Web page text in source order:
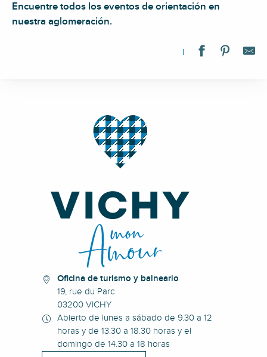
Encuentre todos los eventos de orientación en
nuestra aglomeración.
Parcours permanent d'orientation rouge : La Loge des Gardes
Parcours permanent d'orientation vert : Parc omnisports
Parcours permanent d'orientation vert : La Loge des Gardes -
Parcours permanent de trail en orientation rouge : La Verrerie
Course d'Orientation au Foyer du Montoncel
Parcours permanent d'orientation : Parcours rand'orientation :
Parcours permanent d'orientation bleu : Parc omnisports
Parcours permanent d'orientation bleu : La Loge des Gardes -
Parcours permanent de trail en orientation vert : La Verrerie -
Oficina de turismo y balneario
19, rue du Parc
03200 VICHY
Abierto de lunes a sábado de 9.30 a 12
horas y de 13.30 a 18.30 horas y el
domingo de 14.30 a 18 horas